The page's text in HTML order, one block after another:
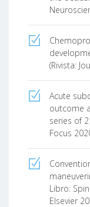
(Rivista:
Acute
outcome
series of
Focus
Libro:
Elsevier